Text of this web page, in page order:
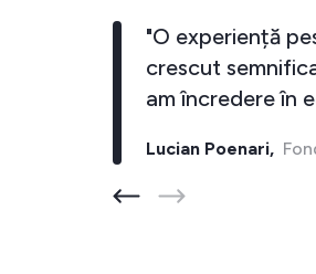
ul meu a crescut
data cand investesc
putin 10 inapoi."
barber-store.ro